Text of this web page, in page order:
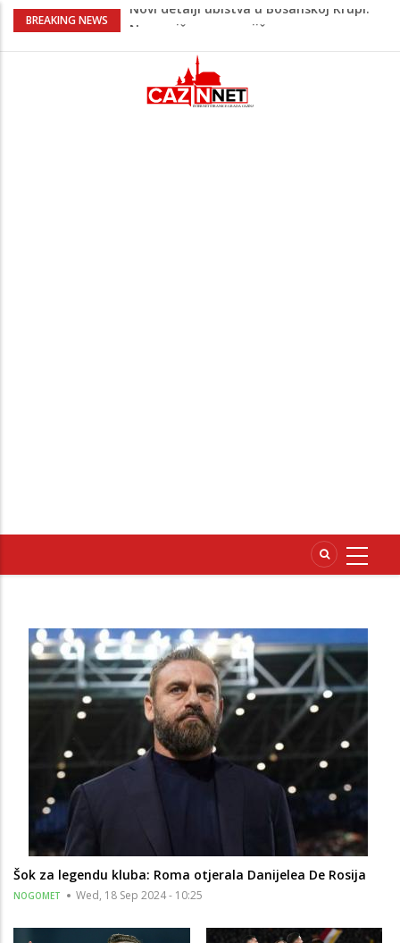
BREAKING NEWS
Na Ahiret preselila Bešić (rođ. Blažević)
Na Ahiret preselio ŠUPUK (Refik) ŠEFIK
Evo koje države su zasad za, a koje
protiv Infantina na izborima: Srbija i
Šok za legendu kluba: Roma otjerala Danijelea De Rosija
NOGOMET Wed, 18 Sep 2024 - 10:25